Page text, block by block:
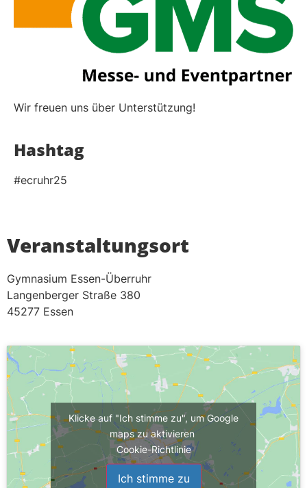
Wir freuen uns über Unterstützung!
Hashtag
#ecruhr25
Veranstaltungsort
Gymnasium Essen-Überruhr
Langenberger Straße 380
45277 Essen
Klicke auf "Ich stimme zu", um Google
maps zu aktivieren
Cookie-Richtlinie
Ich stimme zu